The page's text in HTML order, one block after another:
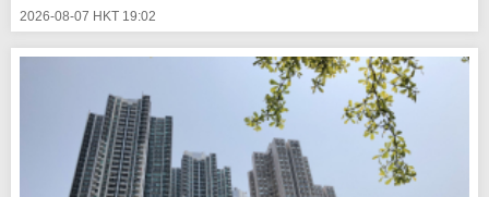
2026-08-07 HKT 19:02